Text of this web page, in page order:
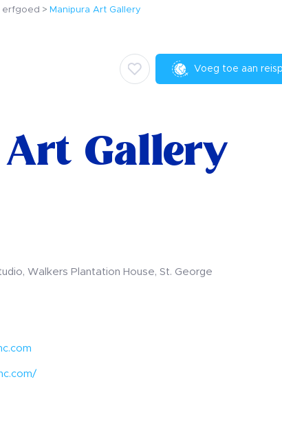
erfgoed Manipura Art Gallery
Voeg toe aan
Gallery
Walkers Plantation House, St. George